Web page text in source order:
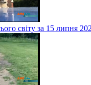
світу за 15 липня